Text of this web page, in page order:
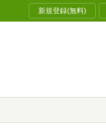
新規登録(無料)